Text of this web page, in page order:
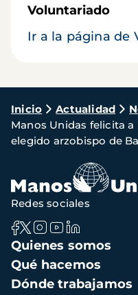
Voluntariado
Ir a la página de
Ruta
de
navegación
Inicio Actualidad
Manos Unidas felicita
elegido arzobispo de
Navegación
principal
Quienes somos
Qué hacemos
Dónde trabajamos
Redes sociales